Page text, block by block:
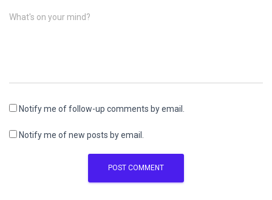
What's on your mind?
Notify me of follow-up comments by email.
Notify me of new posts by email.